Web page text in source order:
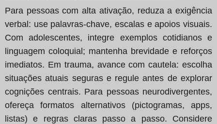
Para pessoas com alta ativação, reduza a exigência
verbal: use palavras‑chave, escalas e apoios visuais.
Com adolescentes, integre exemplos cotidianos e
linguagem coloquial; mantenha brevidade e reforços
imediatos. Em trauma, avance com cautela: escolha
situações atuais seguras e regule antes de explorar
cognições centrais. Para pessoas neurodivergentes,
ofereça formatos alternativos (pictogramas, apps,
listas) e regras claras passo a passo. Considere